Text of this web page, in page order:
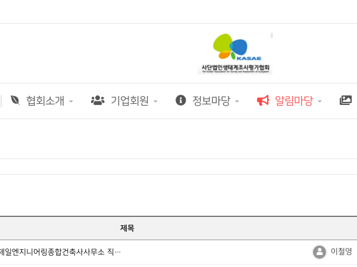
협회소개 기업회원 정보마당 알림마당
제목
[신입/경력](주)제일엔지니어링종합건축사사무소 직원채용 공고 이철영